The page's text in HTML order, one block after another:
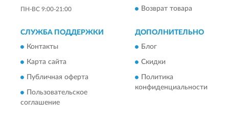
ПН-ВС 9:00-21:00 Возврат товара
СЛУЖБА ПОДДЕРЖКИ
Контакты
Карта сайта
Публичная оферта
Пользовательское
соглашение
ДОПОЛНИТЕЛЬНО
Блог
Скидки
Политика
конфиденциальности